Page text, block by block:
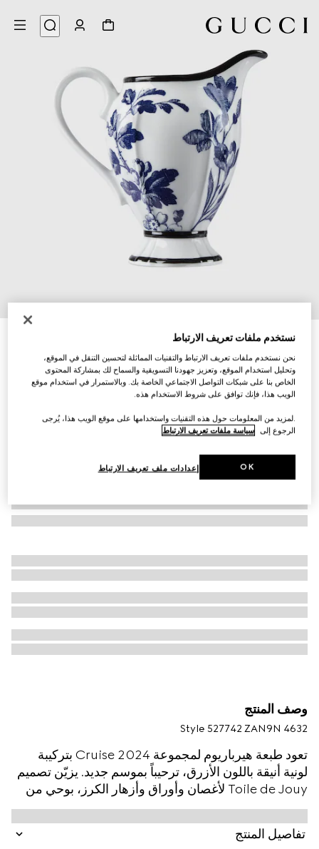
مقشدة هيرباريوم
تنويعاتبورسلين باللونين الأزرق والأبيض
وصف المنتج
Style ‎527742 ZAN9N 4632
تعود طبعة هيرباريوم لمجموعة Cruise 2024 بتركيبة
لونية أنيقة باللون الأزرق، ترحيباً بموسم جديد. يزيّن تصميم
Toile de Jouy لأغصان وأوراق وأزهار الكرز، بوحي من
قماش فينتاج، مقشدة ريتشارد جينوري Ginori 1735 هذه.
يمكن مطابقة المنتج مع قطع متناسقة للحصول على
مجموعة أدوات كاملة للمائدة.
تفاصيل المنتج
نستخدم ملفات تعريف الارتباط
نحن نستخدم ملفات تعريف الارتباط والتقنيات المماثلة لتحسين التنقل في الموقع،
وتحليل استخدام الموقع، وتعزيز جهودنا التسويقية والسماح لك بمشاركة المحتوى
الخاص بنا على شبكات التواصل الاجتماعي الخاصة بك. وبالاستمرار في استخدام موقع
الويب هذا، فإنك توافق على شروط الاستخدام هذه.
.لمزيد من المعلومات حول هذه التقنيات واستخدامها على موقع الويب هذا، يُرجى
الرجوع إلى سياسة ملفات تعريف الارتباط
إعدادات ملف تعريف الارتباط OK